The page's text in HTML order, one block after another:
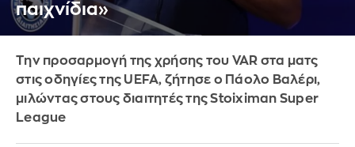
παιχνίδια»
Την προσαρμογή της χρήσης του VAR στα ματς
στις οδηγίες της UEFA, ζήτησε ο Πάολο Βαλέρι,
μιλώντας στους διαιτητές της Stoiximan Super
League